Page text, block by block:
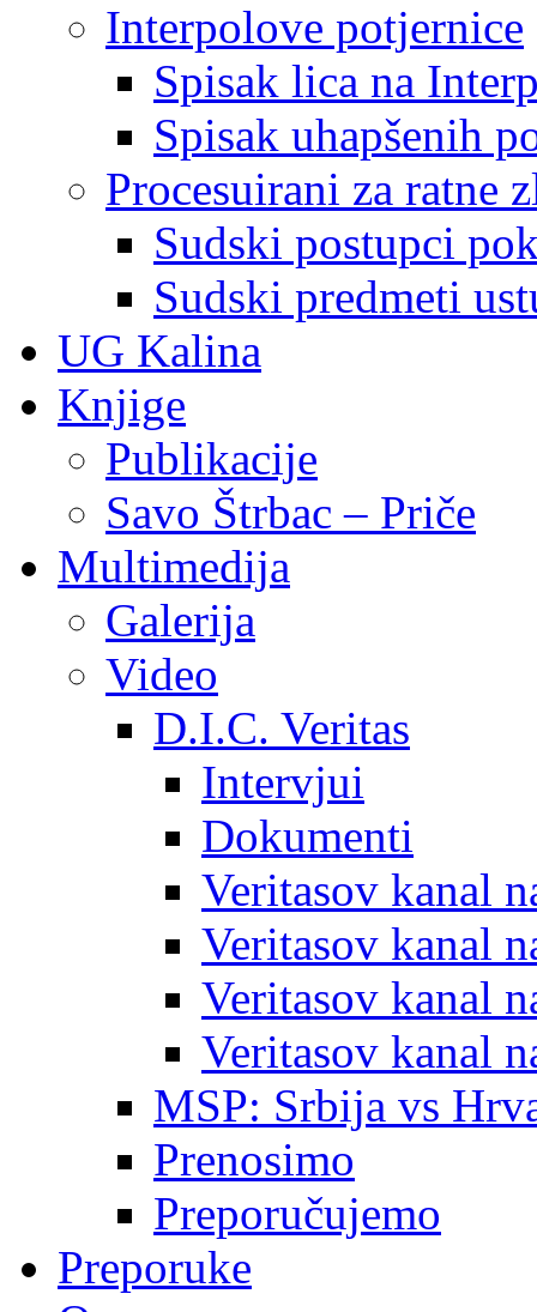
Interpolove potjernice
Spisak lica na
Spisak uhapšenih
Procesuirani za ratne
Sudski postupci
Sudski predmeti
UG Kalina
Knjige
Publikacije
Savo Štrbac – Priče
Multimedija
Galerija
Video
D.I.C. Veritas
Intervjui
Dokumenti
Veritasov kanal
Veritasov kanal
Veritasov kanal
Veritasov kanal
MSP: Srbija vs
Prenosimo
Preporučujemo
Preporuke